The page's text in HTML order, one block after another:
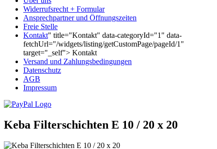
Widerrufsrecht + Formular
Ansprechpartner und Öffnungszeiten
Freie Stelle
Kontakt" title="Kontakt" data-categoryId="1" data-
fetchUrl="/widgets/listing/getCustomPage/pageId/1"
target="_self"> Kontakt
Versand und Zahlungsbedingungen
Datenschutz
AGB
Impressum
Keba Filterschichten E 10 / 20 x 20